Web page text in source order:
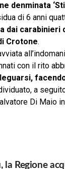
denminata
di 6 anni
dai carabinieri
Crotone.
con il rito
a
Di Maio
la Regione